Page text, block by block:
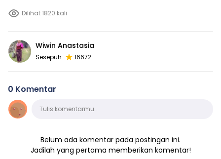
Dilihat 1820 kali
Wiwin Anastasia
Sesepuh 16672
0 Komentar
KomentarTulis komentarmu…
Belum ada komentar pada postingan ini.
Jadilah yang pertama memberikan komentar!